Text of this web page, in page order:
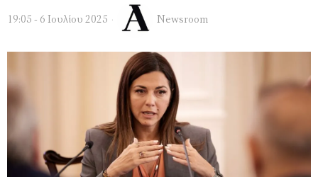
19:05 - 6 Ιουλίου 2025 Newsroom